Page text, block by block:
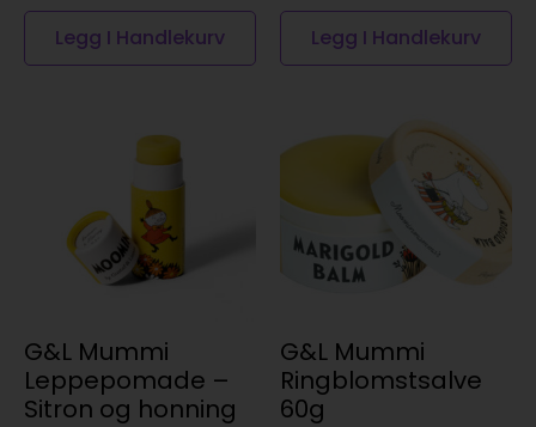
Legg I Handlekurv Legg I Handlekurv
G&L Mummi
Leppepomade –
Sitron og honning
G&L Mummi
Ringblomstsalve
60g